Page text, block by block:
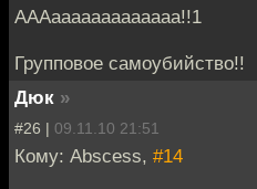
АААааааааааааааа!!1
Групповое самоубийство!!
Дюк »
#26 | 09.11.10 21:51
Кому: Abscess, #14